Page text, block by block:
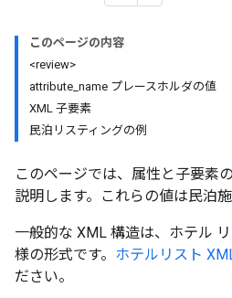
このページの内容
<review>
attribute_name プレースホルダの値
XML 子要素
民泊リスティングの例
このページでは、属性と子要素
説明します。これらの値は民泊
一般的な XML 構造は、ホテル
様の形式です。 ホテルリスト
ださい。